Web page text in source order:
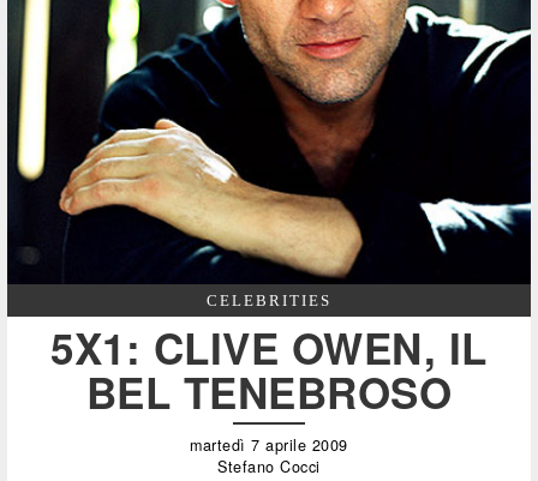
CELEBRITIES
5X1: CLIVE OWEN, IL
BEL TENEBROSO
martedì 7 aprile 2009
Stefano Cocci